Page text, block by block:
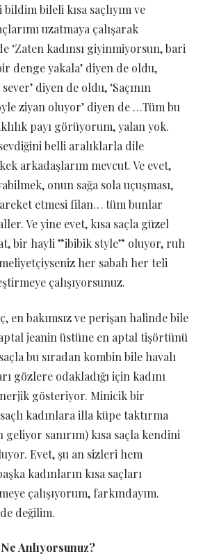
bileli kısa saçlıyım ve
uzatmaya çalışarak
‘Zaten kadınsı giyinmiyorsun, bari
denge yakala’ diyen de oldu,
diyen de oldu, ‘Saçının
ziyan oluyor’ diyen de …Tüm bu
payı görüyorum, yalan yok.
belli aralıklarla dile
arkadaşlarım mevcut. Ve evet,
onun sağa sola uçuşması,
etmesi filan… tüm bunlar
Ve yine evet, kısa saçla güzel
bir hayli ”ibibik style” oluyor, ruh
her sabah her teli
çalışıyorsunuz.
en bakımsız ve perişan halinde bile
jeanin üstüne en aptal tişörtünü
bu sıradan kombin bile havalı
gözlere odakladığı için kadını
gösteriyor. Minicik bir
kadınlara illa küpe taktırma
geliyor sanırım) kısa saçla kendini
Evet, şu an sizleri hem
kadınların kısa saçları
çalışıyorum, farkındayım.
değilim.
Anlıyorsunuz?